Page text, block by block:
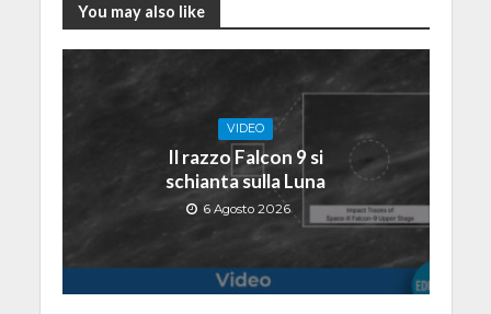
You may also like
VIDEO
Il razzo Falcon 9 si
schianta sulla Luna
6 Agosto 2026